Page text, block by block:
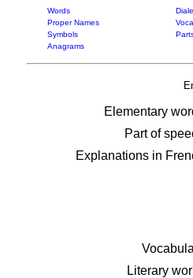
Words
Proper Names
Symbols
Anagrams
Elementary
Part of
Explanations in
Literary